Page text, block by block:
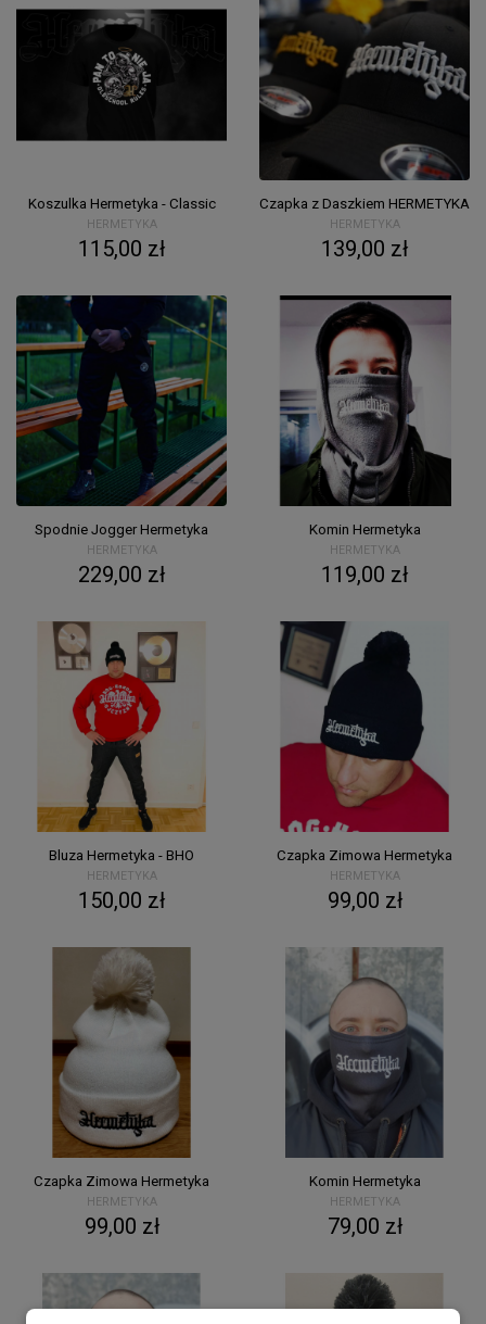
Koszulka Hermetyka - Classic
HERMETYKA
115,00 zł
Czapka z Daszkiem HERMETYKA
HERMETYKA
139,00 zł
Spodnie Jogger Hermetyka
HERMETYKA
229,00 zł
Komin Hermetyka
HERMETYKA
119,00 zł
Bluza Hermetyka - BHO
HERMETYKA
150,00 zł
Czapka Zimowa Hermetyka
HERMETYKA
99,00 zł
Czapka Zimowa Hermetyka
HERMETYKA
99,00 zł
Komin Hermetyka
HERMETYKA
79,00 zł